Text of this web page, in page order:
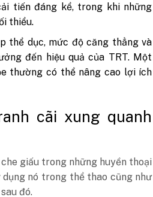
tiến đáng kể, trong khi những
thiểu.
thể dục, mức độ căng thẳng và
đến hiệu quả của TRT. Một
thường có thể nâng cao lợi ích
cãi xung quanh
giấu trong những huyền thoại
nó trong thể thao cũng như
đó.